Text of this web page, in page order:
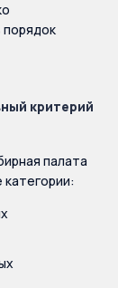
порядок
критерий
палата